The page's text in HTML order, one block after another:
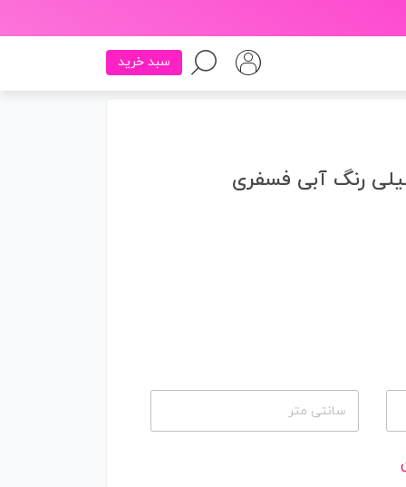
سبد خرید
رنگ آبی فسفری
سانتی متر